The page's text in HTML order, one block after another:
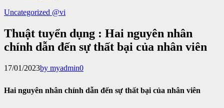
Uncategorized @vi
Thuật tuyển dụng : Hai nguyên nhân
chính dẫn đến sự thất bại của nhân viên
17/01/2023by myadmin0
Hai nguyên nhân chính dẫn đến sự thất bại của nhân viên